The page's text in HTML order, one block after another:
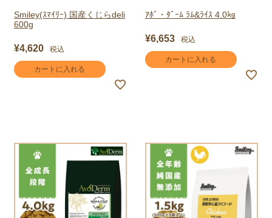
Smiley(ｽﾏｲﾘｰ) 国産くじらdeli
600g
¥4,620 税込
カートに入れる
ｱﾎﾞ・ﾀﾞｰﾑ ﾗﾑ&ﾗｲｽ 4.0㎏
¥6,653 税込
カートに入れる